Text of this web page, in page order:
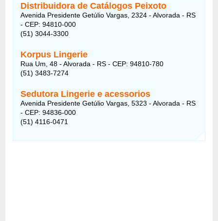
Distribuidora de Catálogos Peixoto
Avenida Presidente Getúlio Vargas, 2324 - Alvorada - RS
- CEP: 94810-000
(51) 3044-3300
Korpus Lingerie
Rua Um, 48 - Alvorada - RS - CEP: 94810-780
(51) 3483-7274
Sedutora Lingerie e acessorios
Avenida Presidente Getúlio Vargas, 5323 - Alvorada - RS
- CEP: 94836-000
(51) 4116-0471